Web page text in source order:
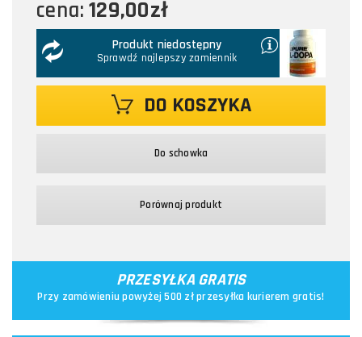
cena: 129,00zł
Produkt niedostępny
Sprawdź najlepszy zamiennik
DO KOSZYKA
Do schowka
Porównaj produkt
PRZESYŁKA GRATIS
Przy zamówieniu powyżej 500 zł przesyłka kurierem gratis!